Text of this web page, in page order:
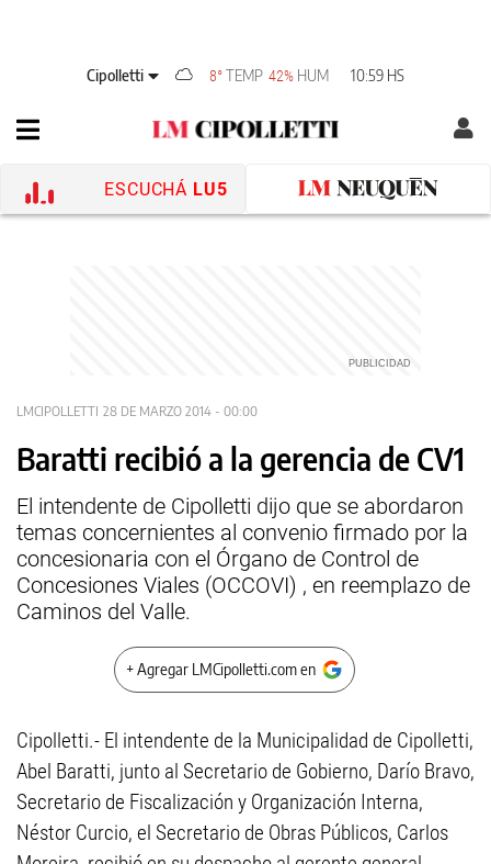
Cipolletti 8°TEMP 42% HUM 10:59 HS
ESCUCHÁ LU5
LMCIPOLLETTI 28 DE MARZO 2014 - 00:00
Baratti recibió a la gerencia de CV1
El intendente de Cipolletti dijo que se abordaron
temas concernientes al convenio firmado por la
concesionaria con el Órgano de Control de
Concesiones Viales (OCCOVI) , en reemplazo de
Caminos del Valle.
+ Agregar LMCipolletti.com en
Cipolletti.- El intendente de la Municipalidad de Cipolletti,
Abel Baratti, junto al Secretario de Gobierno, Darío Bravo,
Secretario de Fiscalización y Organización Interna,
Néstor Curcio, el Secretario de Obras Públicos, Carlos